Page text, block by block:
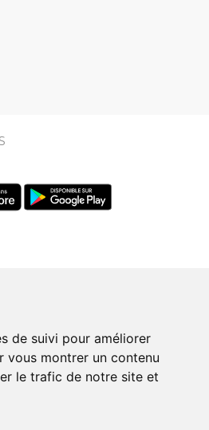
de suivi pour améliorer
vous montrer un contenu
le trafic de notre site et